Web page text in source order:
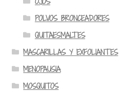
POLVOS BRONCEADORES
QUITAESMALTES
MASCARILLAS Y EXFOLIANTES
MENOPAUSIA
MOSQUITOS